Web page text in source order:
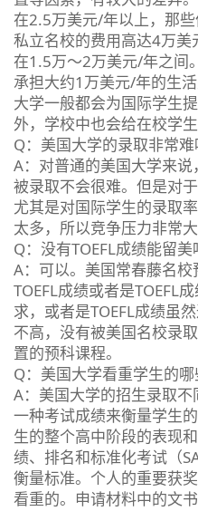
在2.5万美元/年以上，那
私立名校的费用高达4万
在1.5万～2万美元/年之间
承担大约1万美元/年的生
大学一般都会为国际学生
外，学校中也会给在校学
Q：美国大学的录取非常难
A：对普通的美国大学来说
被录取不会很难。但是对
尤其是对国际学生的录取
太多，所以竞争压力非常大
Q：没有TOEFL成绩能留美
A：可以。美国常春藤名
TOEFL成绩或者是TOEFL
求，或者是TOEFL成绩虽
不高，没有被美国名校录
置的预科课程。
Q：美国大学看重学生的哪
A：美国大学的招生录取
一种考试成绩来衡量学生
生的整个高中阶段的表现
绩、排名和标准化考试（
衡量标准。个人的重要获
看重的。申请材料中的文